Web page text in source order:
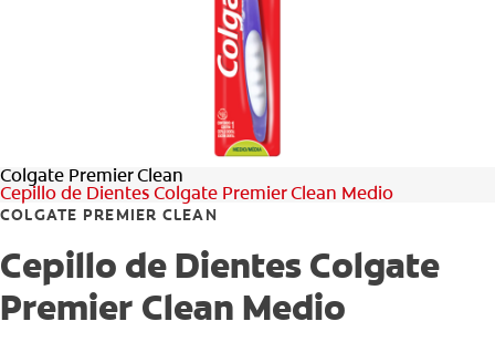
VE (ES)
Colgate Premier Clean
Cepillo de Dientes Colgate Premier Clean Medio
COLGATE PREMIER CLEAN
Cepillo de Dientes Colgate
Premier Clean Medio